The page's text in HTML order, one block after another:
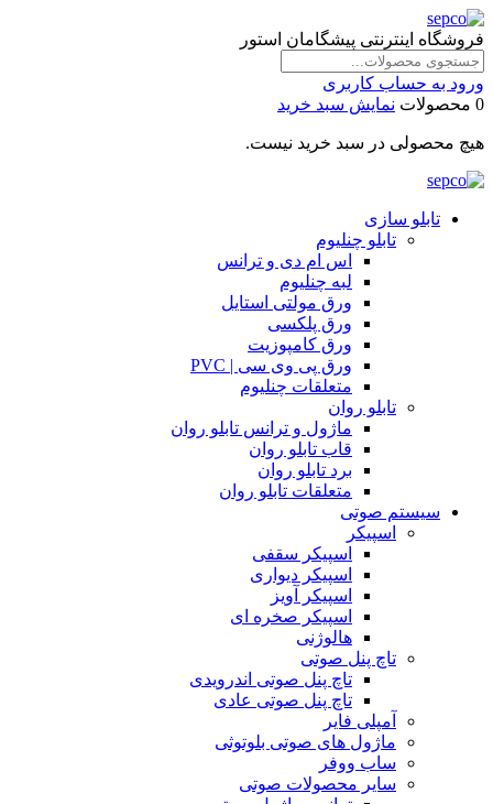
فروشگاه اینترنتی پیشگامان استور
ورود به حساب کاربری
0 محصولات
نمایش سبد خرید
هیچ محصولی در سبد خرید نیست.
تابلو سازی
تابلو چنلیوم
اس ام دی و ترانس
لبه چنلیوم
ورق مولتی استایل
ورق پلکسی
ورق کامپوزیت
ورق پی وی سی | PVC
متعلقات چنلیوم
تابلو روان
ماژول و ترانس تابلو روان
قاب تابلو روان
برد تابلو روان
متعلقات تابلو روان
سیستم صوتی
اسپیکر
اسپیکر سقفی
اسپیکر دیواری
اسپیکر آویز
اسپیکر صخره ای
هالوژنی
تاچ پنل صوتی
تاچ پنل صوتی اندرویدی
تاچ پنل صوتی عادی
آمپلی فایر
ماژول های صوتی بلوتوثی
ساب ووفر
سایر محصولات صوتی